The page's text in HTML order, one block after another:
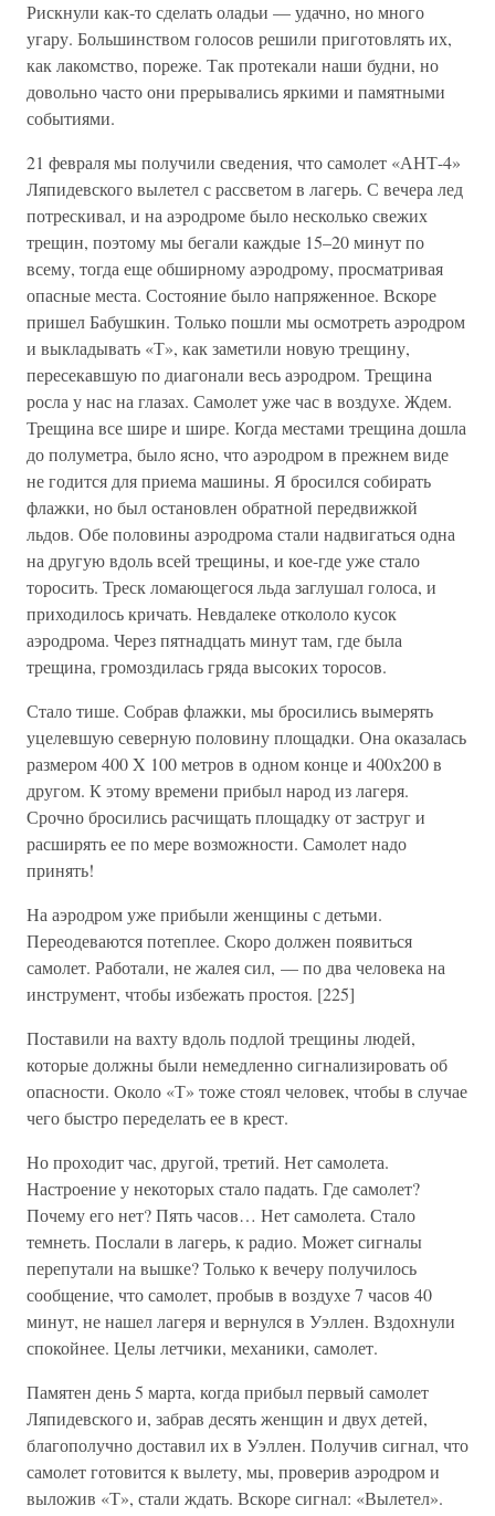
Рискнули как-то сделать оладьи — удачно, но много
угару. Большинством голосов решили приготовлять их,
как лакомство, пореже. Так протекали наши будни, но
довольно часто они прерывались яркими и памятными
событиями.
21 февраля мы получили сведения, что самолет «АНТ-4»
Ляпидевского вылетел с рассветом в лагерь. С вечера лед
потрескивал, и на аэродроме было несколько свежих
трещин, поэтому мы бегали каждые 15–20 минут по
всему, тогда еще обширному аэродрому, просматривая
опасные места. Состояние было напряженное. Вскоре
пришел Бабушкин. Только пошли мы осмотреть аэродром
и выкладывать «Т», как заметили новую трещину,
пересекавшую по диагонали весь аэродром. Трещина
росла у нас на глазах. Самолет уже час в воздухе. Ждем.
Трещина все шире и шире. Когда местами трещина дошла
до полуметра, было ясно, что аэродром в прежнем виде
не годится для приема машины. Я бросился собирать
флажки, но был остановлен обратной передвижкой
льдов. Обе половины аэродрома стали надвигаться одна
на другую вдоль всей трещины, и кое-где уже стало
торосить. Треск ломающегося льда заглушал голоса, и
приходилось кричать. Невдалеке откололо кусок
аэродрома. Через пятнадцать минут там, где была
трещина, громоздилась гряда высоких торосов.
Стало тише. Собрав флажки, мы бросились вымерять
уцелевшую северную половину площадки. Она оказалась
размером 400 X 100 метров в одном конце и 400х200 в
другом. К этому времени прибыл народ из лагеря.
Срочно бросились расчищать площадку от заструг и
расширять ее по мере возможности. Самолет надо
принять!
На аэродром уже прибыли женщины с детьми.
Переодеваются потеплее. Скоро должен появиться
самолет. Работали, не жалея сил, — по два человека на
инструмент, чтобы избежать простоя. [225]
Поставили на вахту вдоль подлой трещины людей,
которые должны были немедленно сигнализировать об
опасности. Около «Т» тоже стоял человек, чтобы в случае
чего быстро переделать ее в крест.
Но проходит час, другой, третий. Нет самолета.
Настроение у некоторых стало падать. Где самолет?
Почему его нет? Пять часов… Нет самолета. Стало
темнеть. Послали в лагерь, к радио. Может сигналы
перепутали на вышке? Только к вечеру получилось
сообщение, что самолет, пробыв в воздухе 7 часов 40
минут, не нашел лагеря и вернулся в Уэллен. Вздохнули
спокойнее. Целы летчики, механики, самолет.
Памятен день 5 марта, когда прибыл первый самолет
Ляпидевского и, забрав десять женщин и двух детей,
благополучно доставил их в Уэллен. Получив сигнал, что
самолет готовится к вылету, мы, проверив аэродром и
выложив «Т», стали ждать. Вскоре сигнал: «Вылетел».